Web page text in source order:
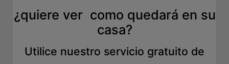
¿quiere ver como quedará en su
casa?
Utilice nuestro servicio gratuito de